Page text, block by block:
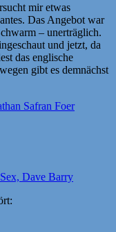
mir etwas
Das Angebot war
– unerträglich.
und jetzt, da
das englische
gibt es demnächst
Safran Foer
Dave Barry